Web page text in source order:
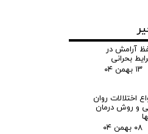
آرامش در
بحرانی
۱۳ بهمن ۰۴
اختلالات روان
و روش درمان
۰۸ بهمن ۰۴